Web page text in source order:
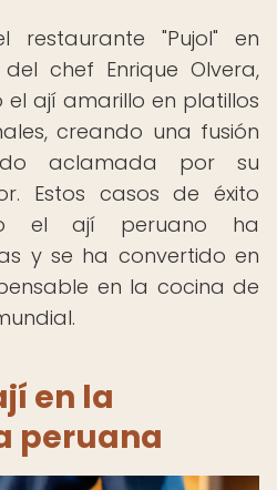
restaurante "Pujol" en
chef Enrique Olvera,
ají amarillo en platillos
creando una fusión
aclamada por su
Estos casos de éxito
el ají peruano ha
y se ha convertido en
en la cocina de
en la
peruana